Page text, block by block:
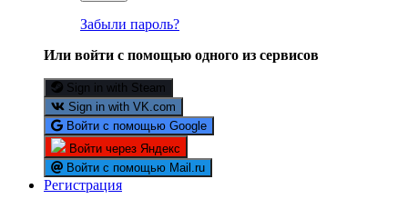
Забыли пароль?
Или войти с помощью одного из сервисов
Sign in with Steam
Sign in with VK.com
Войти с помощью Google
Войти через Яндекс
Войти с помощью Mail.ru
Регистрация